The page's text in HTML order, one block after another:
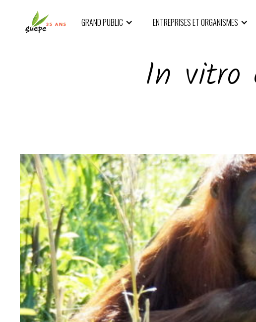
GRAND PUBLIC ENTREPRISES ET ORGANISMES
In vitro